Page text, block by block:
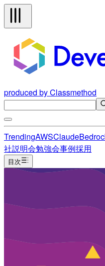
produced by Classmethod
TrendingAWSClaude
社説明会勉強会事例採用
目次